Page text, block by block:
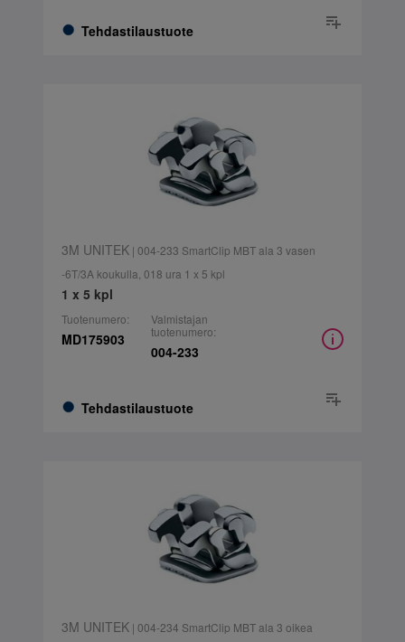
Tehdastilaustuote
3M UNITEK| 004-233 SmartClip MBT ala 3 vasen
-6T/3A koukulla, 018 ura 1 x 5 kpl
1 x 5 kpl
Tuotenumero:
MD175903
Tehdastilaustuote
Valmistajan
tuotenumero:
004-233
3M UNITEK| 004-234 SmartClip MBT ala 3 oikea